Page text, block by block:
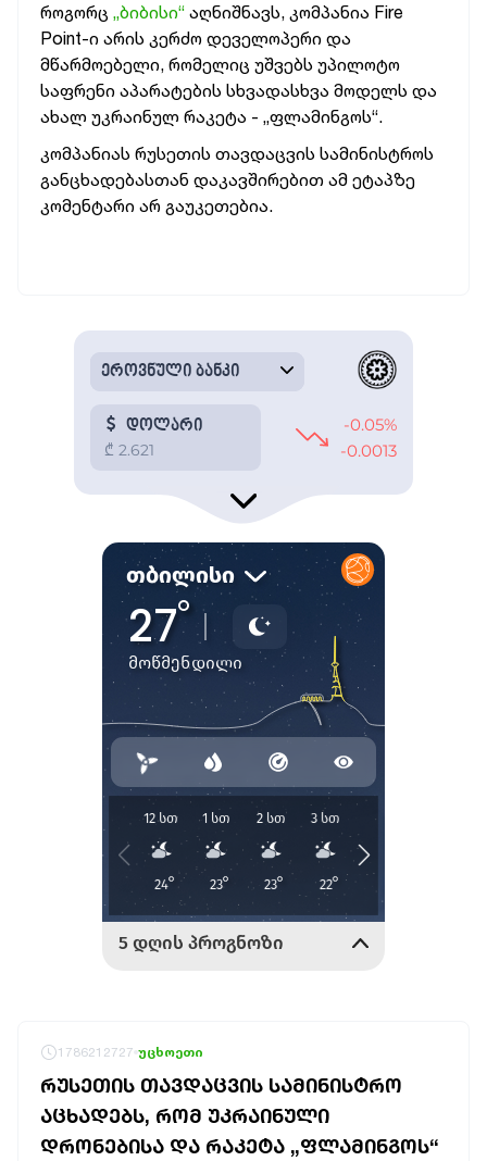
როგორც „ბიბისი“ აღნიშნავს, კომპანია Fire
Point-ი არის კერძო დეველოპერი და
მწარმოებელი, რომელიც უშვებს უპილოტო
საფრენი აპარატების სხვადასხვა მოდელს და
ახალ უკრაინულ რაკეტა - „ფლამინგოს“.
კომპანიას რუსეთის თავდაცვის სამინისტროს
განცხადებასთან დაკავშირებით ამ ეტაპზე
კომენტარი არ გაუკეთებია.
1786212727 უცხოეთი
ᲠᲣᲡᲔᲗᲘᲡ ᲗᲐᲕᲓᲐᲪᲕᲘᲡ ᲡᲐᲛᲘᲜᲘᲡᲢᲠᲝ
ᲐᲪᲮᲐᲓᲔᲑᲡ, ᲠᲝᲛ ᲣᲙᲠᲐᲘᲜᲣᲚᲘ
ᲓᲠᲝᲜᲔᲑᲘᲡᲐ ᲓᲐ ᲠᲐᲙᲔᲢᲐ „ᲤᲚᲐᲛᲘᲜᲒᲝᲡ“